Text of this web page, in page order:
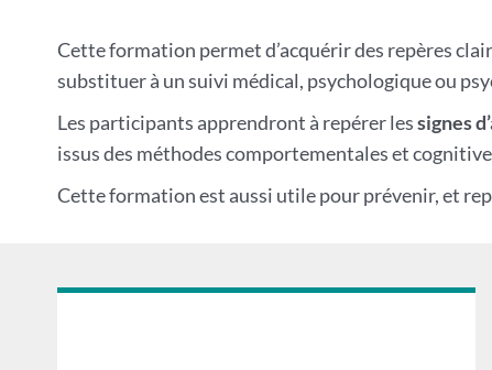
Cette formation permet d’acquérir des repères
substituer à un suivi médical, psychologique ou
Les participants apprendront à repérer lessignes
issus des méthodes comportementales et
Cette formation est aussi utile pour prévenir, et